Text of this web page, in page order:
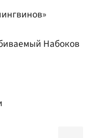
Набоков